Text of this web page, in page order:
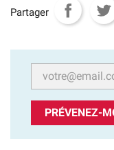
Partager
PRÉVENEZ-